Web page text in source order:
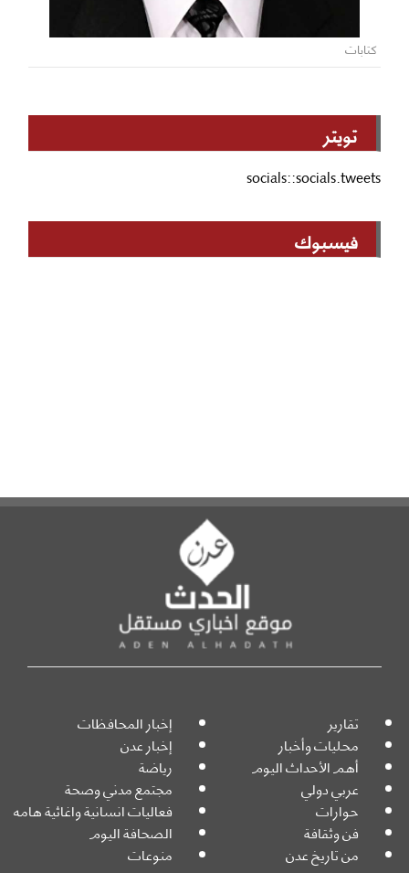
كتابات
تويتر
socials::socials.tweets
فيسبوك
تقارير إخبار المحافظات
محليات وأخبار إخبار عدن
أهم الأحداث اليوم رياضة
عربي دولي مجتمع مدني وصحة
حوارات فعاليات انسانية واغاثية هامه
فن وثقافة الصحافة اليوم
من تاريخ عدن منوعات